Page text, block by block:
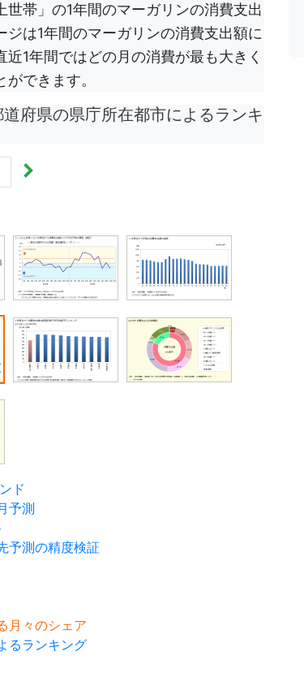
帯」の1年間のマーガリンの消費支出
は1年間のマーガリンの消費支出額に
1年間ではどの月の消費が最も大きく
できます。
府県の県庁所在都市によるランキ
ド
予測
予測の精度検証
月々のシェア
るランキング